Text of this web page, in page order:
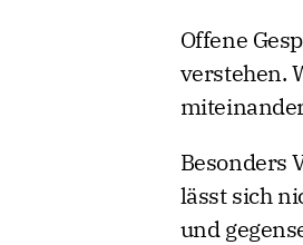
Offene
verstehen.
Besonders
lässt sich
und